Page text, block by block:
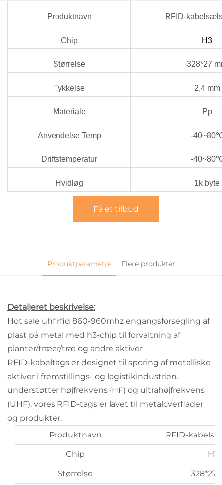
Produktnavn RFID-
Chip H3
Størrelse 328*27
Tykkelse 2,4 mm
Materiale Pp
Anvendelse Temp -
Driftstemperatur -
Hvidløg 1k byte
Få et tilbud
Produktparametre Flere produkter
Detaljeret beskrivelse:
Hot sale uhf rfid 860-960mhz engangsforsegling af
plast på metal med h3-chip til forvaltning af
planter/træer/træ og andre aktiver
RFID-kabeltags er designet til sporing af metalliske
aktiver i fremstillings- og logistikindustrien.
understøtter højfrekvens (HF) og ultrahøjfrekvens
(UHF), vores RFID-tags er lavet til metaloverflader
og produkter.
Produktnavn
RFID-
Chip H3
Størrelse 328*27